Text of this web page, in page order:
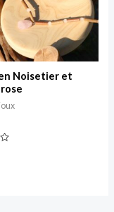
Noisetier et